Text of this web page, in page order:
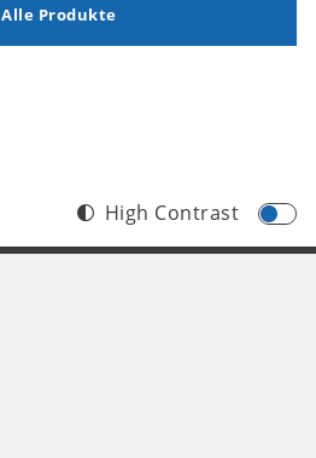
Alle Produkte
High Contrast